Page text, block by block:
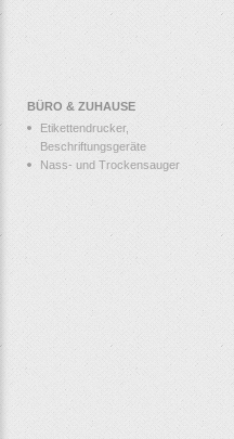
BÜRO & ZUHAUSE
Etikettendrucker,
Beschriftungsgeräte
Nass- und Trockensauger